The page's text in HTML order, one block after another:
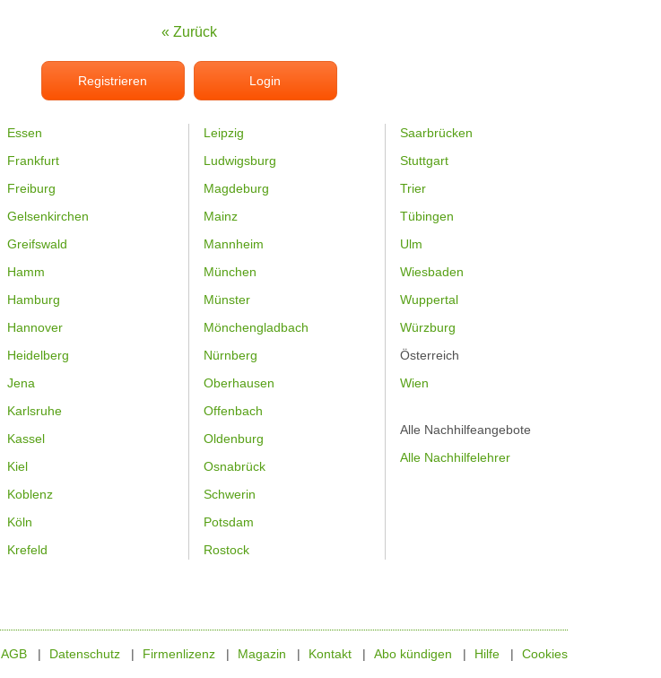
« Zurück
Registrieren Login
Essen
Frankfurt
Freiburg
Gelsenkirchen
Greifswald
Hamm
Hamburg
Hannover
Heidelberg
Jena
Karlsruhe
Kassel
Kiel
Koblenz
Köln
Krefeld
Leipzig
Ludwigsburg
Magdeburg
Mainz
Mannheim
München
Münster
Mönchengladbach
Nürnberg
Oberhausen
Offenbach
Oldenburg
Osnabrück
Schwerin
Potsdam
Rostock
Saarbrücken
Stuttgart
Trier
Tübingen
Ulm
Wiesbaden
Wuppertal
Würzburg
Österreich
Wien
Alle Nachhilfeangebote
Alle Nachhilfelehrer
AGB Datenschutz Firmenlizenz Magazin Kontakt Abo kündigen Hilfe Cookies